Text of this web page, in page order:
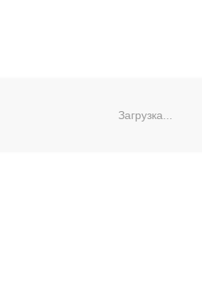
Загрузка...